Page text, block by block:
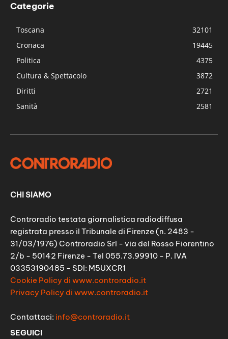
Categorie
Toscana
32101
Cronaca
19445
Politica
4375
Cultura & Spettacolo
3872
Diritti
2721
Sanità
2581
CHI SIAMO
Controradio testata giornalistica radiodiffusa
registrata presso il Tribunale di Firenze (n. 2483 -
31/03/1976) Controradio Srl - via del Rosso Fiorentino
2/b - 50142 Firenze - Tel 055.73.99910 - P. IVA
03353190485 - SDI: M5UXCR1
Cookie Policy di www.controradio.it
Privacy Policy di www.controradio.it
Contattaci: info@controradio.it
SEGUICI